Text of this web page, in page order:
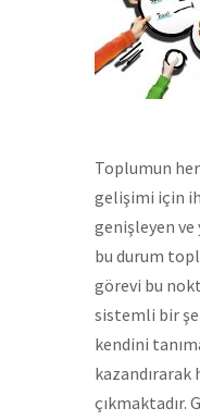
Toplumun
gelişimi için
genişleyen
bu durum
görevi bu
sistemli bir
kendini
kazandırarak
çıkmaktadır.